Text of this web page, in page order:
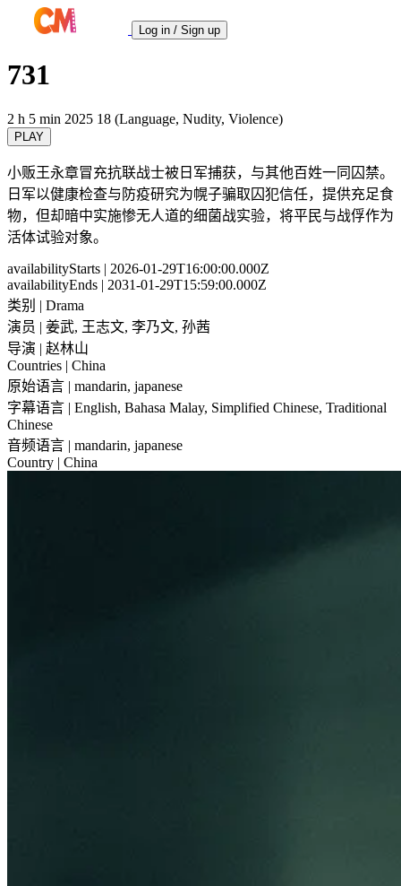
Log in / Sign up
731
2 h 5 min 2025 18 (Language, Nudity, Violence)
PLAY
小贩王永章冒充抗联战士被日军捕获，与其他百姓一同囚禁。
日军以健康检查与防疫研究为幌子骗取囚犯信任，提供充足食
物，但却暗中实施惨无人道的细菌战实验，将平民与战俘作为
活体试验对象。
availabilityStarts | 2026-01-29T16:00:00.000Z
availabilityEnds | 2031-01-29T15:59:00.000Z
类别 | Drama
演员 | 姜武, 王志文, 李乃文, 孙茜
导演 | 赵林山
Countries | China
原始语言 | mandarin, japanese
字幕语言 | English, Bahasa Malay, Simplified Chinese, Traditional
Chinese
音频语言 | mandarin, japanese
Country | China